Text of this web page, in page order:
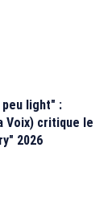
peu light" :
Voix) critique le
2026